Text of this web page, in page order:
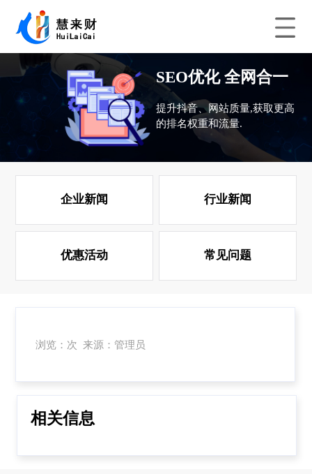
SEO优化 全网合一
提升抖音、网站质量,获取更高
的排名权重和流量.
企业新闻 行业新闻
优惠活动 常见问题
浏览：次 来源：管理员
相关信息